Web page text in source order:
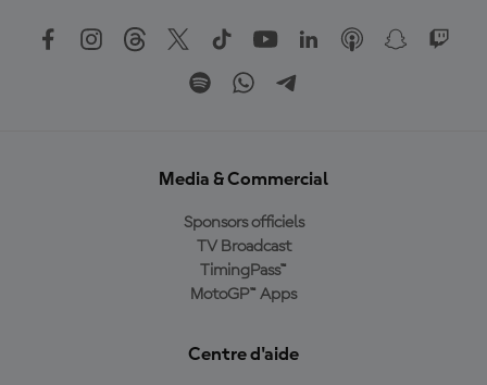
Media & Commercial
Sponsors officiels
TV Broadcast
TimingPass™
MotoGP™ Apps
Centre d'aide